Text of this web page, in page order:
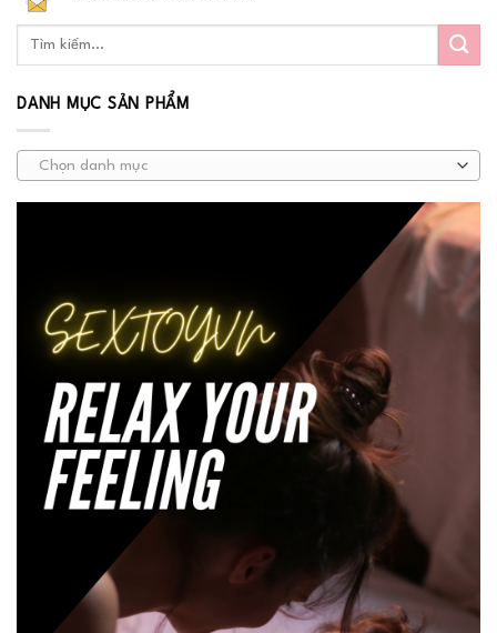
DANH MỤC SẢN PHẨM
Chọn danh mục